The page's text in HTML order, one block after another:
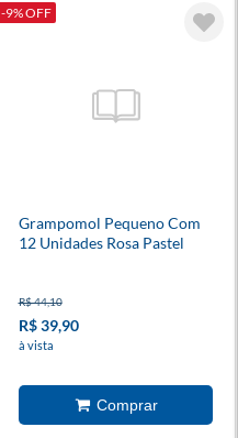
-9% OFF
Grampomol Pequeno Com
12 Unidades Rosa Pastel
R$ 44,10
R$ 39,90
à vista